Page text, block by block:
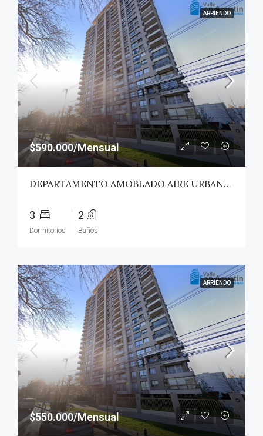
ARRIENDO
$590.000/Mensual
DEPARTAMENTO AMOBLADO AIRE URBANO (PAZ) – TALCA
3
Dormitorios
2
Baños
ARRIENDO
$550.000/Mensual